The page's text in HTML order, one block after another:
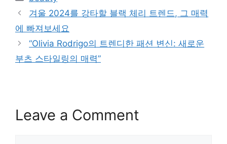
겨울 2024를 강타할 블랙 체리 트렌드, 그 매력
에 빠져보세요
“Olivia Rodrigo의 트렌디한 패션 변신: 새로운
부츠 스타일링의 매력”
Leave a Comment